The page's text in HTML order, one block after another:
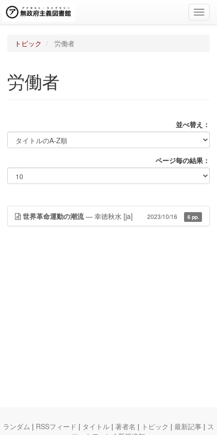
トピック 労働者
労働者
並べ替え：
ページ毎の結果：
世界革命運動の潮流— 幸徳秋水 [ja] 2023/10/16 6 pp.
ランダム | RSSフィード | タイトル | 著者名 | トピック | 最新記事 | ス